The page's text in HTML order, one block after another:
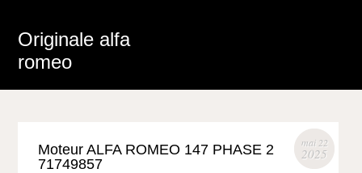
Originale alfa
romeo
mai 22
2025
Moteur ALFA ROMEO 147 PHASE 2
71749857